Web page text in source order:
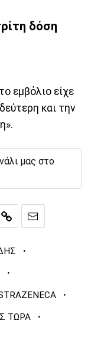
δόση
εμβόλιο είχε
και την
μας στο
·
·
·
ΤΩΡΑ ·